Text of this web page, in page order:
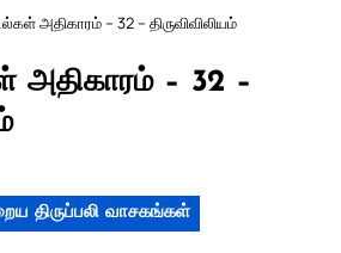
அதிகாரம் – 32 – திருவிவிலியம்
அதிகாரம் – 32 –
திருப்பலி வாசகங்கள்